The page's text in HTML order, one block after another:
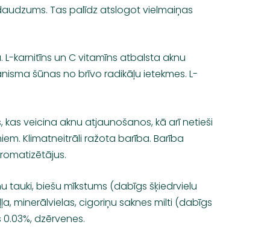
Tas palīdz atslogot vielmaiņas
karnitīns un C vitamīns atbalsta aknu
šūnas no brīvo radikāļu ietekmes. L-
veicina aknu atjaunošanos, kā arī netieši
Klimatneitrāli ražota barība. Barība
tauki, biešu mīkstums (dabīgs šķiedrvielu
minerālvielas, cigoriņu saknes milti (dabīgs
dzērvenes.